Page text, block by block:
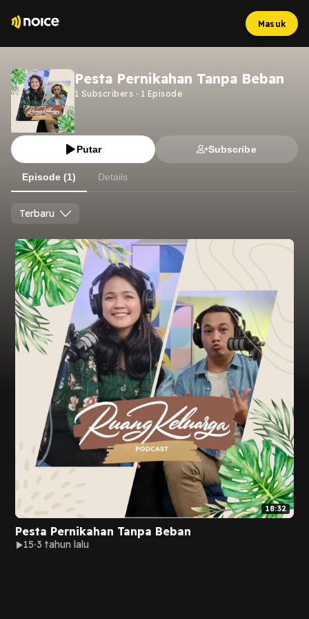
Masuk
Pesta Pernikahan Tanpa Beban
1 Subscribers · 1 Episode
Putar Subscribe
Episode (1) Details
Terbaru
18:32
Pesta Pernikahan Tanpa Beban
15 3 tahun lalu